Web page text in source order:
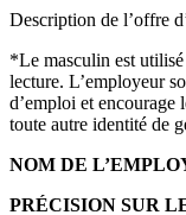
Description de l’offre
*Le masculin est utilisé
lecture. L’employeur
d’emploi et encourage
toute autre identité de
NOM DE
PRÉCISION SUR